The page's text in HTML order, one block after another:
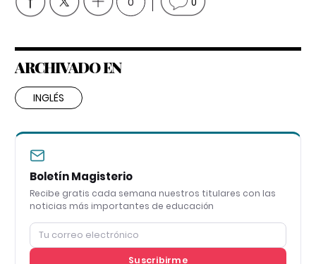
ARCHIVADO EN
INGLÉS
Boletín Magisterio
Recibe gratis cada semana nuestros titulares con las
noticias más importantes de educación
Suscribirme